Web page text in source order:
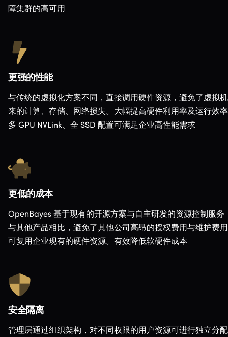
障集群的高可用
更强的性能
与传统的虚拟化方案不同，直接调用硬件资源，避免了虚拟
来的计算、存储、网络损失。大幅提高硬件利用率及运行效
多 GPU NVLink、全 SSD 配置可满足企业高性能需求
更低的成本
OpenBayes 基于现有的开源方案与自主研发的资源控制服务
与其他产品相比，避免了其他公司高昂的授权费用与维护费
可复用企业现有的硬件资源。有效降低软硬件成本
安全隔离
管理层通过组织架构，对不同权限的用户资源可进行独立分